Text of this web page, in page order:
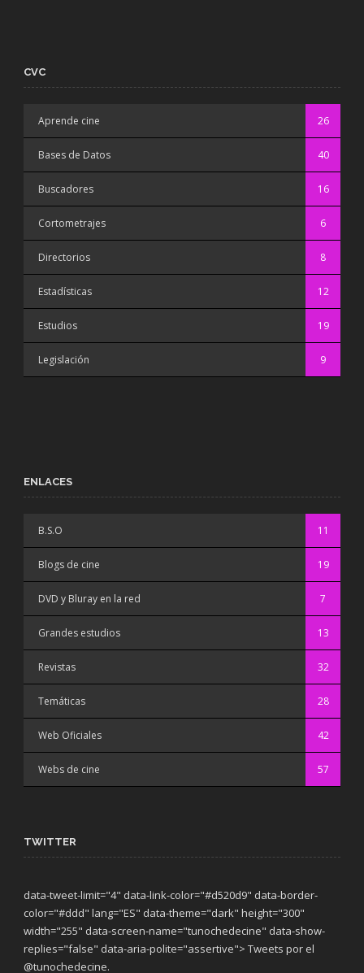
CVC
Aprende cine 26
Bases de Datos 40
Buscadores 16
Cortometrajes 6
Directorios 8
Estadísticas 12
Estudios 19
Legislación 9
ENLACES
B.S.O 11
Blogs de cine 19
DVD y Bluray en la red 7
Grandes estudios 13
Revistas 32
Temáticas 28
Web Oficiales 42
Webs de cine 57
TWITTER
data-tweet-limit="4" data-link-color="#d520d9" data-border-
color="#ddd" lang="ES" data-theme="dark" height="300"
width="255" data-screen-name="tunochedecine" data-show-
replies="false" data-aria-polite="assertive"> Tweets por el
@tunochedecine.